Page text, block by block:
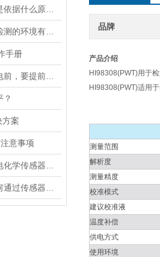
手册
？
方案
意事项
品牌
产品介绍
HI98308(PWT)用于
HI98308(PWT)适用
测量范围
解析度
测量精度
校准模式
建议校准液
温度补偿
供电方式
使用环境